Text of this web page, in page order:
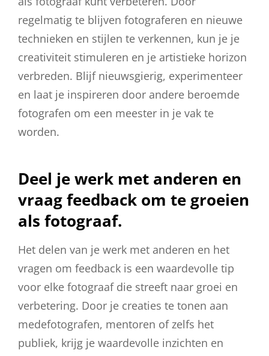
regelmatig te blijven fotograferen en nieuwe
technieken en stijlen te verkennen, kun je je
creativiteit stimuleren en je artistieke horizon
verbreden. Blijf nieuwsgierig, experimenteer
en laat je inspireren door andere beroemde
fotografen om een meester in je vak te
worden.
Deel je werk met anderen en
vraag feedback om te groeien
als fotograaf.
Het delen van je werk met anderen en het
vragen om feedback is een waardevolle tip
voor elke fotograaf die streeft naar groei en
verbetering. Door je creaties te tonen aan
medefotografen, mentoren of zelfs het
publiek, krijg je waardevolle inzichten en